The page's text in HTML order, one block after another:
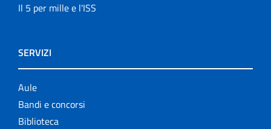
Il 5 per mille e l'ISS
SERVIZI
Aule
Bandi e concorsi
Biblioteca